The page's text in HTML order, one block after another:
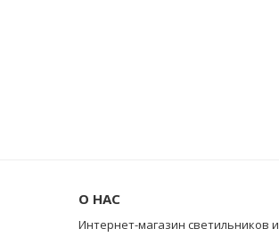
О НАС
Интернет-магазин светильников и